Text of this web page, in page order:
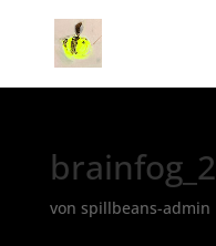
brainfog_2
von spillbeans-admin